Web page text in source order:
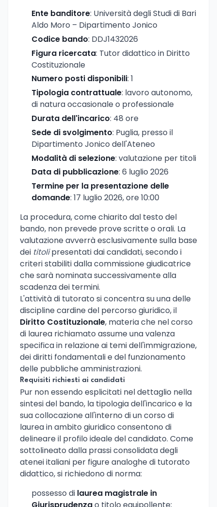
Ente banditore: Università degli Studi di Bari
Aldo Moro – Dipartimento Jonico
Codice bando: DDJ1432026
Figura ricercata: Tutor didattico in Diritto
Costituzionale
Numero posti disponibili: 1
Tipologia contrattuale: lavoro autonomo,
di natura occasionale o professionale
Durata dell'incarico: 48 ore
Sede di svolgimento: Puglia, presso il
Dipartimento Jonico dell'Ateneo
Modalità di selezione: valutazione per titoli
Data di pubblicazione: 6 luglio 2026
Termine per la presentazione delle
domande: 17 luglio 2026, ore 10:00
La procedura, come chiarito dal testo del
bando, non prevede prove scritte o orali. La
valutazione avverrà esclusivamente sulla base
dei titolipresentati dai candidati, secondo i
criteri stabiliti dalla commissione giudicatrice
che sarà nominata successivamente alla
scadenza dei termini.
L'attività di tutorato si concentra su una delle
discipline cardine del percorso giuridico, il
Diritto Costituzionale, materia che nel corso
di laurea richiamato assume una valenza
specifica in relazione ai temi dell'immigrazione,
dei diritti fondamentali e del funzionamento
delle pubbliche amministrazioni.
Requisiti richiesti ai candidati
Pur non essendo esplicitati nel dettaglio nella
sintesi del bando, la tipologia dell'incarico e la
sua collocazione all'interno di un corso di
laurea in ambito giuridico consentono di
delineare il profilo ideale del candidato. Come
sottolineato dalla prassi consolidata degli
atenei italiani per figure analoghe di tutorato
didattico, si richiedono di norma:
possesso di laurea magistrale in